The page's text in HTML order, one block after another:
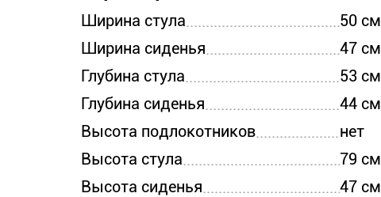
Ширина стула
50 см
Ширина сиденья
47 см
Глубина стула
53 см
Глубина сиденья
44 см
Высота подлокотников
нет
Высота стула
79 см
Высота сиденья
47 см